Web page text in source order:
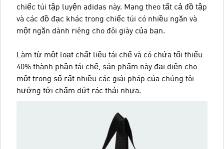
chiếc túi tập luyện adidas này. Mang theo tất cả đồ tập
và các đồ đạc khác trong chiếc túi có nhiều ngăn và
một ngăn dành riêng cho đôi giày của bạn.
Làm từ một loạt chất liệu tái chế và có chứa tối thiểu
40% thành phần tái chế, sản phẩm này đại diện cho
một trong số rất nhiều các giải pháp của chúng tôi
hướng tới chấm dứt rác thải nhựa.